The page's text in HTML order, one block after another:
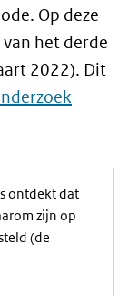
Op deze
het derde
2022). Dit
ontdekt dat
zijn op
(de